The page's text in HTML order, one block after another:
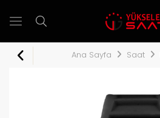
Ana Sayfa Saat